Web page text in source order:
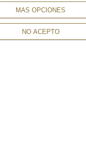
MÁS OPCIONES
NO ACEPTO